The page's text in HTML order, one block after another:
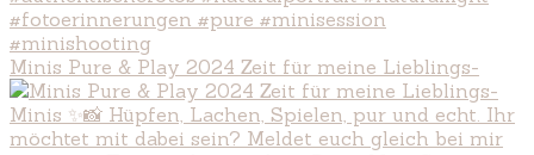
Minis Pure & Play 2024 Zeit für meine Lieblings-